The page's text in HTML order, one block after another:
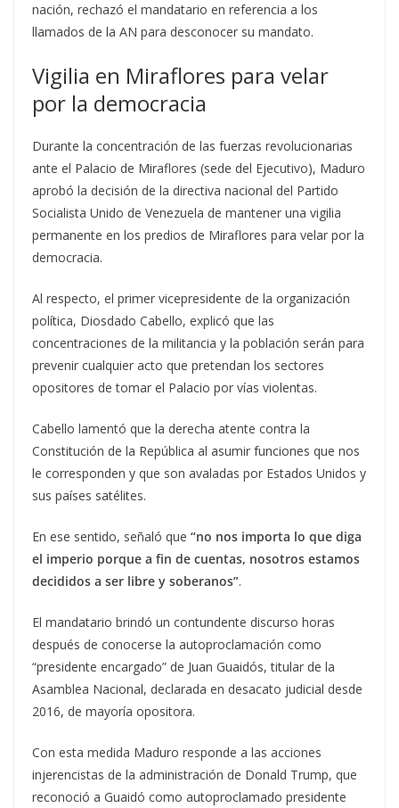
nación, rechazó el mandatario en referencia a los
llamados de la AN para desconocer su mandato.
Vigilia en Miraflores para velar
por la democracia
Durante la concentración de las fuerzas revolucionarias
ante el Palacio de Miraflores (sede del Ejecutivo), Maduro
aprobó la decisión de la directiva nacional del Partido
Socialista Unido de Venezuela de mantener una vigilia
permanente en los predios de Miraflores para velar por la
democracia.
Al respecto, el primer vicepresidente de la organización
política, Diosdado Cabello, explicó que las
concentraciones de la militancia y la población serán para
prevenir cualquier acto que pretendan los sectores
opositores de tomar el Palacio por vías violentas.
Cabello lamentó que la derecha atente contra la
Constitución de la República al asumir funciones que nos
le corresponden y que son avaladas por Estados Unidos y
sus países satélites.
En ese sentido, señaló que “no nos importa lo que diga
el imperio porque a fin de cuentas, nosotros estamos
decididos a ser libre y soberanos”.
El mandatario brindó un contundente discurso horas
después de conocerse la autoproclamación como
“presidente encargado” de Juan Guaidós, titular de la
Asamblea Nacional, declarada en desacato judicial desde
2016, de mayoría opositora.
Con esta medida Maduro responde a las acciones
injerencistas de la administración de Donald Trump, que
reconoció a Guaidó como autoproclamado presidente